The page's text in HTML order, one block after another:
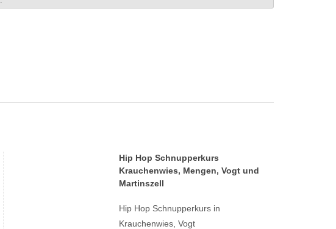
Hip Hop Schnupperkurs
Krauchenwies, Mengen, Vogt und
Martinszell
Hip Hop Schnupperkurs in
Krauchenwies, Vogt